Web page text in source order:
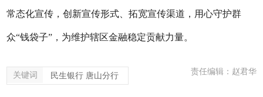
常态化宣传，创新宣传形式、拓宽宣传渠道，用心守护群
众“钱袋子”，为维护辖区金融稳定贡献力量。
关键词 民生银行 唐山分行 责任编辑：赵君华